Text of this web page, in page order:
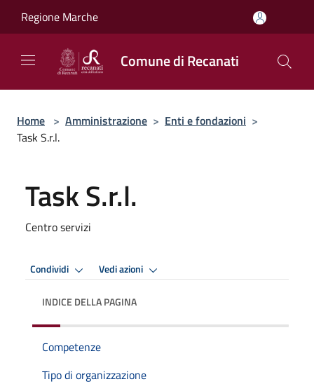
Regione Marche
Comune di Recanati
Home > Amministrazione > Enti e fondazioni >
Task S.r.l.
Task S.r.l.
Centro servizi
Condividi Vedi azioni
INDICE DELLA PAGINA
Competenze
Tipo di organizzazione